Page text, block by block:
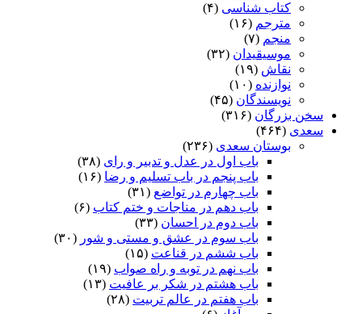
کتاب شناسی (۴)
مترجم (۱۶)
منجم (۷)
موسیقیدان (۳۲)
نقاش (۱۹)
نوازنده (۱۰)
نویسندگان (۴۵)
سخن بزرگان (۳۱۶)
سعدی (۴۶۴)
بوستان سعدی (۲۳۶)
باب اول در عدل و تدبیر و رای (۳۸)
باب پنجم در باب تسلیم و رضا (۱۶)
باب چهارم در تواضع (۳۱)
باب دهم در مناجات و ختم کتاب (۶)
باب دوم در احسان (۳۳)
باب سوم در عشق و مستی و شور (۳۰)
باب ششم در قناعت (۱۵)
باب نهم در توبه و راه صواب (۱۹)
باب هشتم در شکر بر عافیت (۱۳)
باب هفتم در عالم تربیت (۲۸)